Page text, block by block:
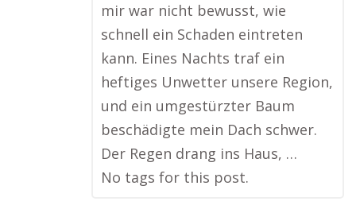
mir war nicht bewusst, wie
schnell ein Schaden eintreten
kann. Eines Nachts traf ein
heftiges Unwetter unsere Region,
und ein umgestürzter Baum
beschädigte mein Dach schwer.
Der Regen drang ins Haus, …
No tags for this post.